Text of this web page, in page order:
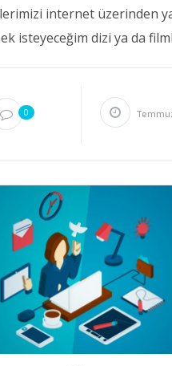
internet üzerinden
isteyeceğim dizi ya da
0